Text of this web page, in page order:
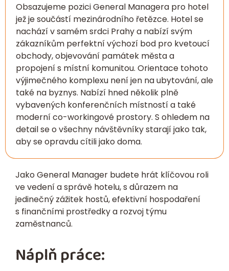
Obsazujeme pozici General Managera pro hotel
jež je součástí mezinárodního řetězce. Hotel se
nachází v samém srdci Prahy a nabízí svým
zákazníkům perfektní výchozí bod pro kvetoucí
obchody, objevování památek města a
propojení s místní komunitou. Orientace tohoto
výjimečného komplexu není jen na ubytování, ale
také na byznys. Nabízí hned několik plně
vybavených konferenčních místností a také
moderní co-workingové prostory. S ohledem na
detail se o všechny návštěvníky starají jako tak,
aby se opravdu cítili jako doma.
Jako General Manager budete hrát klíčovou roli
ve vedení a správě hotelu, s důrazem na
jedinečný zážitek hostů, efektivní hospodaření
s finančními prostředky a rozvoj týmu
zaměstnanců.
Náplň práce: